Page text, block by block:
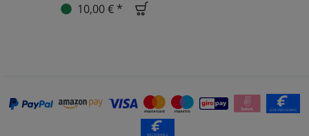
10,00 € *